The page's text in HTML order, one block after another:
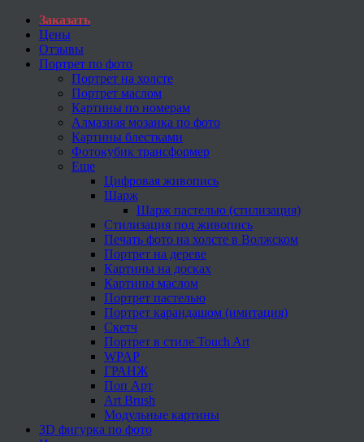
Заказать
Цены
Отзывы
Портрет по фото
Портрет на холсте
Портрет маслом
Картины по номерам
Алмазная мозаика по фото
Картины блестками
Фотокубик трансформер
Еще
Цифровая живопись
Шарж
Шарж пастелью (стилизация)
Стилизация под живопись
Печать фото на холсте в Волжском
Портрет на дереве
Картины на досках
Картины маслом
Портрет пастелью
Портрет карандашом (имитация)
Скетч
Портрет в стиле Touch Art
WPAP
ГРАНЖ
Поп Арт
Art Brush
Модульные картины
3D фигурка по фото